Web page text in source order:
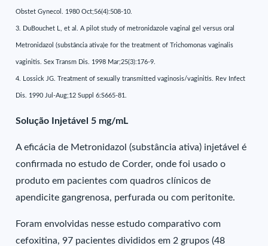
Obstet Gynecol. 1980 Oct;56(4):508-10.
3. DuBouchet L, et al. A pilot study of metronidazole vaginal gel versus oral
Metronidazol (substância ativa)e for the treatment of Trichomonas vaginalis
vaginitis. Sex Transm Dis. 1998 Mar;25(3):176-9.
4. Lossick JG. Treatment of sexually transmitted vaginosis/vaginitis. Rev Infect
Dis. 1990 Jul-Aug;12 Suppl 6:S665-81.
Solução Injetável 5 mg/mL
A eficácia de Metronidazol (substância ativa) injetável é
confirmada no estudo de Corder, onde foi usado o
produto em pacientes com quadros clínicos de
apendicite gangrenosa, perfurada ou com peritonite.
Foram envolvidas nesse estudo comparativo com
cefoxitina, 97 pacientes divididos em 2 grupos (48